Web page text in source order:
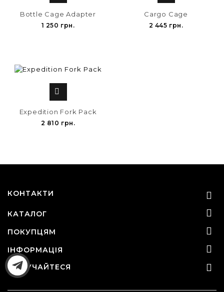
Bottle Cage Adapter
1 250 грн.
Cargo Cage
2 445 грн.

Expedition Fork Pack
2 810 грн.
КОНТАКТИ 
КАТАЛОГ 
ПОКУПЦЯМ 
ІНФОРМАЦІЯ 
ДОЛУЧАЙТЕСЯ 